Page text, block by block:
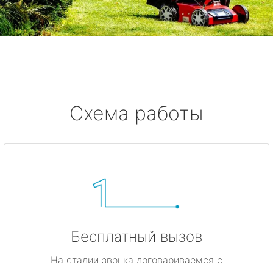
Схема работы
Бесплатный вызов
На стадии звонка договариваемся с